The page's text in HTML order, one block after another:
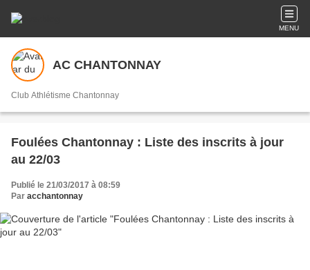
MENU
AC CHANTONNAY
Club Athlétisme Chantonnay
Foulées Chantonnay : Liste des inscrits à jour
au 22/03
Publié le 21/03/2017 à 08:59
Par acchantonnay